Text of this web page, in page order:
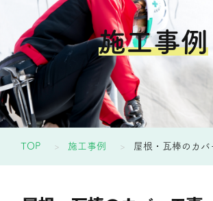
施工事例
TOP 施工事例 屋根・瓦棒のカバ